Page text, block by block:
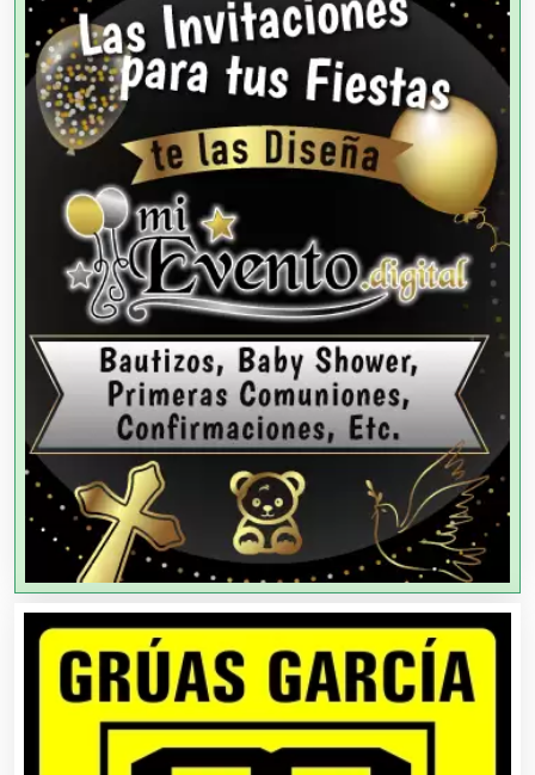
Agencias de Colocación
Agencias de Modelos
Agencias de Publicidad
Agencias de Viajes
Agricultores
Agricultura y Ganadería
Agua Purificada
Aire Acondicionado
Alarmas
Albercas